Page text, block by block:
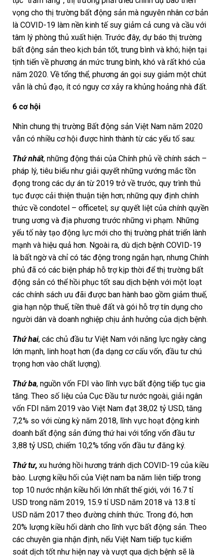
vọng cho thị trường bất động sản mà nguyên nhân cơ bản
là COVID-19 làm nền kinh tế suy giảm cả cung và cầu với
tâm lý phòng thủ xuất hiện. Trước đây, dự báo thị trường
bất động sản theo kịch bản tốt, trung bình và khó; hiện tại
tịnh tiến về phương án mức trung bình, khó và rất khó của
năm 2020. Về tổng thể, phương án gọi suy giảm một chút
vẫn là chủ đạo, ít có nguy cơ xảy ra khủng hoảng nhà đất.
6 cơ hội
Nhìn chung thị trường Bất động sản Việt Nam năm 2020
vẫn có nhiều cơ hội được hình thành từ các yếu tố sau:
Thứ nhất, những động thái của Chính phủ về chính sách –
pháp lý, tiêu biểu như giải quyết những vướng mắc tồn
đọng trong các dự án từ 2019 trở về trước, quy trình thủ
tục được cải thiện thuận tiện hơn; những quy định chính
thức về condotel – officetel; sự quyết liệt của chính quyền
trung ương và địa phương trước những vi phạm. Những
yếu tố này tạo động lực mới cho thị trường phát triển lành
mạnh và hiệu quả hơn. Ngoài ra, dù dịch bệnh COVID-19
là bất ngờ và chỉ có tác động trong ngắn hạn, nhưng Chính
phủ đã có các biện pháp hỗ trợ kịp thời để thị trường bất
động sản có thể hồi phục tốt sau dịch bệnh với một loạt
các chính sách ưu đãi được ban hành bao gồm giảm thuế,
gia hạn nộp thuế, tiền thuê đất và gói hỗ trợ tín dụng cho
người dân và doanh nghiệp chịu ảnh hưởng của dịch bệnh.
Thứ hai, các chủ đầu tư Việt Nam với năng lực ngày càng
lớn mạnh, linh hoạt hơn (đa dạng cơ cấu vốn, đầu tư chú
trọng hơn vào chất lượng).
Thứ ba, nguồn vốn FDI vào lĩnh vực bất động tiếp tục gia
tăng. Theo số liệu của Cục Đầu tư nước ngoài, giải ngân
vốn FDI năm 2019 vào Việt Nam đạt 38,02 tỷ USD, tăng
7,2% so với cùng kỳ năm 2018, lĩnh vực hoạt động kinh
doanh bất động sản đứng thứ hai với tổng vốn đầu tư
3,88 tỷ USD, chiếm 10,2% tổng vốn đầu tư đăng ký.
Thứ tư, xu hướng hồi hương tránh dịch COVID-19 của kiều
bào. Lượng kiều hối của Việt nam ba năm liên tiếp trong
top 10 nước nhận kiều hối lớn nhất thế giới, với 16.7 tỉ
USD trong năm 2019, 15.9 tỉ USD năm 2018 và 13.8 tỉ
USD năm 2017 theo đường chính thức. Trong đó, hơn
20% lượng kiều hối dành cho lĩnh vực bất động sản. Theo
các chuyên gia nhận định, nếu Việt Nam tiếp tục kiểm
soát dịch tốt như hiện nay và vượt qua dịch bệnh sẽ là